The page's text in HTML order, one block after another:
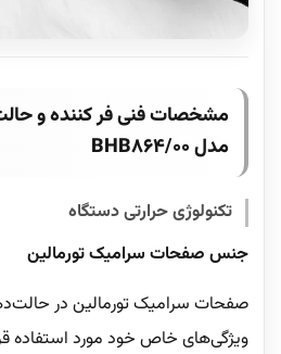
مشخصات فنی فر کننده و
مدل BHB864/00
تکنولوژی حرارتی دستگاه
جنس صفحات سرامیک تورمالین
صفحات سرامیک تورمالین در
ویژگی‌های خاص خود مورد استفاده